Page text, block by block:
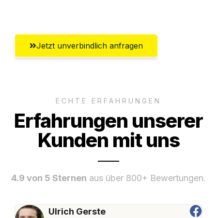
Jetzt unverbindlich anfragen
ECHTE ERFAHRUNGEN
Erfahrungen unserer
Kunden mit uns
4.9 von 5 Sternen aus über 800+ Bewertungen.
Ulrich Gerste